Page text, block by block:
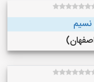
نسیم